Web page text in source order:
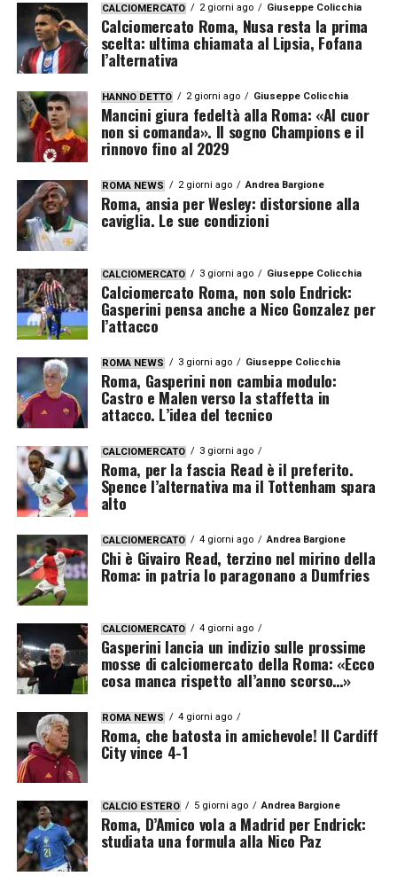
CALCIOMERCATO 2 giorni ago Giuseppe Colicchia
Calciomercato Roma, Nusa resta la prima
scelta: ultima chiamata al Lipsia, Fofana
l’alternativa
HANNO DETTO 2 giorni ago Giuseppe Colicchia
Mancini giura fedeltà alla Roma: «Al cuor
non si comanda». Il sogno Champions e il
rinnovo fino al 2029
ROMA NEWS 2 giorni ago Andrea Bargione
Roma, ansia per Wesley: distorsione alla
caviglia. Le sue condizioni
CALCIOMERCATO 3 giorni ago Giuseppe Colicchia
Calciomercato Roma, non solo Endrick:
Gasperini pensa anche a Nico Gonzalez per
l’attacco
ROMA NEWS 3 giorni ago Giuseppe Colicchia
Roma, Gasperini non cambia modulo:
Castro e Malen verso la staffetta in
attacco. L’idea del tecnico
CALCIOMERCATO 3 giorni ago
Roma, per la fascia Read è il preferito.
Spence l’alternativa ma il Tottenham spara
alto
CALCIOMERCATO 4 giorni ago Andrea Bargione
Chi è Givairo Read, terzino nel mirino della
Roma: in patria lo paragonano a Dumfries
CALCIOMERCATO 4 giorni ago
Gasperini lancia un indizio sulle prossime
mosse di calciomercato della Roma: «Ecco
cosa manca rispetto all’anno scorso…»
ROMA NEWS 4 giorni ago
Roma, che batosta in amichevole! Il Cardiff
City vince 4-1
CALCIO ESTERO 5 giorni ago Andrea Bargione
Roma, D’Amico vola a Madrid per Endrick:
studiata una formula alla Nico Paz